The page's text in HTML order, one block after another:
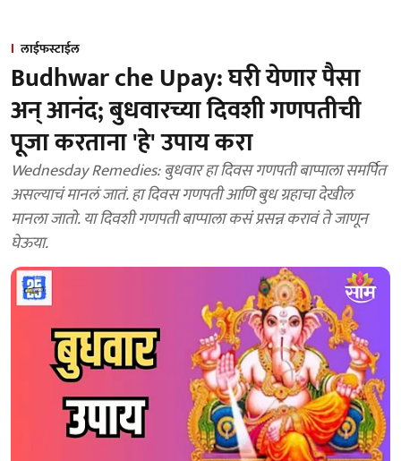
लाईफस्टाईल
Budhwar che Upay: घरी येणार पैसा
अन् आनंद; बुधवारच्या दिवशी गणपतीची
पूजा करताना 'हे' उपाय करा
Wednesday Remedies: बुधवार हा दिवस गणपती बाप्पाला समर्पित
असल्याचं मानलं जातं. हा दिवस गणपती आणि बुध ग्रहाचा देखील
मानला जातो. या दिवशी गणपती बाप्पाला कसं प्रसन्न करावं ते जाणून
घेऊया.